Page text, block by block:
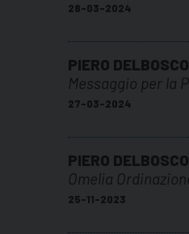
28-03-2024
PIERO DELBOSCO
Messaggio per la
27-03-2024
PIERO DELBOSCO
Omelia
25-11-2023